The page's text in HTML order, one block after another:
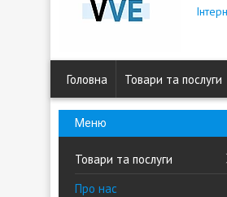
Головна Товари та послуги
Товари та послуги
Про нас